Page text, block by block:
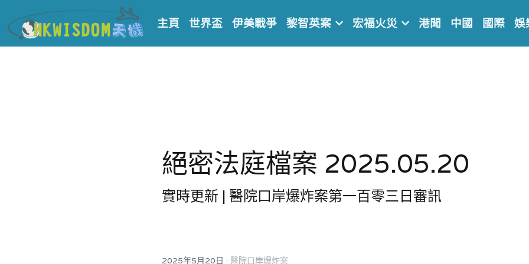
主頁 世界盃 伊美戰爭 黎智英案 宏福火災 港聞 中國 國際 娛
絕密法庭檔案 2025.05.20
實時更新 | 醫院口岸爆炸案第一百零三日審訊
2025年5月20日 · 醫院口岸爆炸案